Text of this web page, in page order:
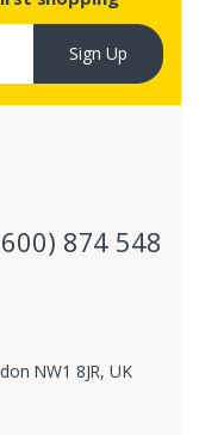
Sign Up
874 548
NW1 8JR, UK